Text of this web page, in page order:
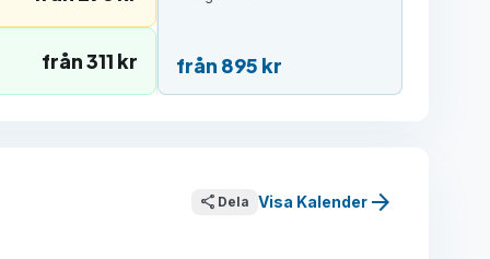
från 311 kr från 895 kr
share Dela Visa Kalenderarrow_forward